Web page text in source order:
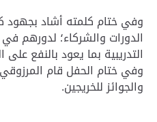
وفي ختام كلمته أشاد
الدورات والشركاء؛ لدورهم
التدريبية بما يعود بالنفع على
وفي ختام الحفل قام
والجوائز للخريجين.